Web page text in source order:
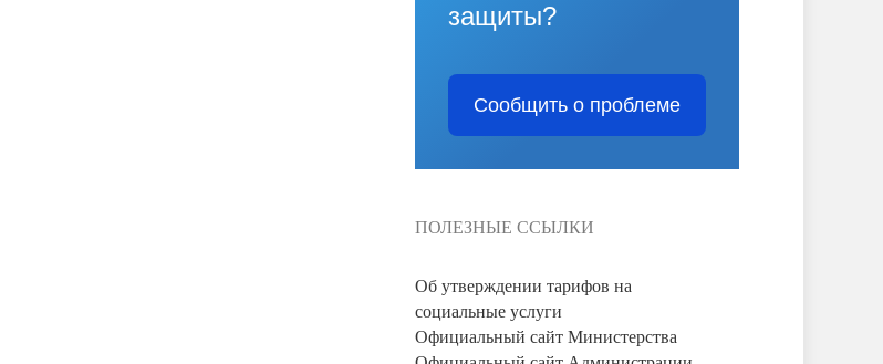
защиты?
Сообщить о проблеме
ПОЛЕЗНЫЕ ССЫЛКИ
Об утверждении тарифов на
социальные услуги
Официальный сайт Министерства